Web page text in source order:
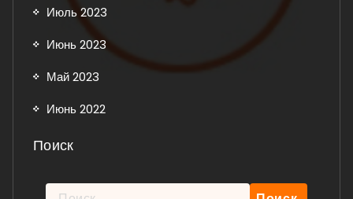
Июль 2023
Июнь 2023
Май 2023
Июнь 2022
Поиск
Найти: